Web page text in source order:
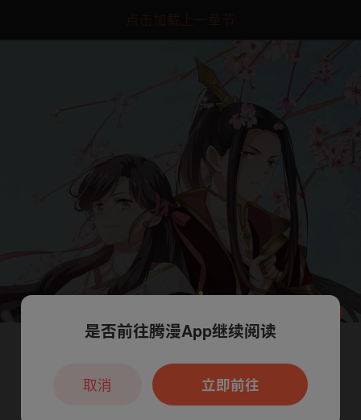
点击加载上一章节
腾漫App免费看
本章节仅支持App阅读，可打开App新用
户7天免费看
是否前往腾漫App继续阅读
立即前往
取消